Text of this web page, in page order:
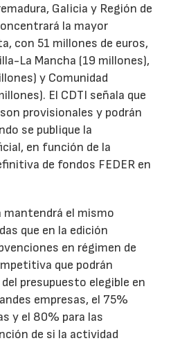
Galicia y Región de
la mayor
con 51 millones de euros,
La Mancha (19 millones),
y Comunidad
El CDTI señala que
provisionales y podrán
se publique la
en función de la
de fondos FEDER en
mantendrá el mismo
que en la edición
en régimen de
que podrán
presupuesto elegible en
empresas, el 75%
y el 80% para las
de si la actividad